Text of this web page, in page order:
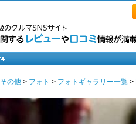
その他 > フォト > フォトギャラリー一覧 >